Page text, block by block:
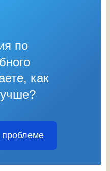
по
как